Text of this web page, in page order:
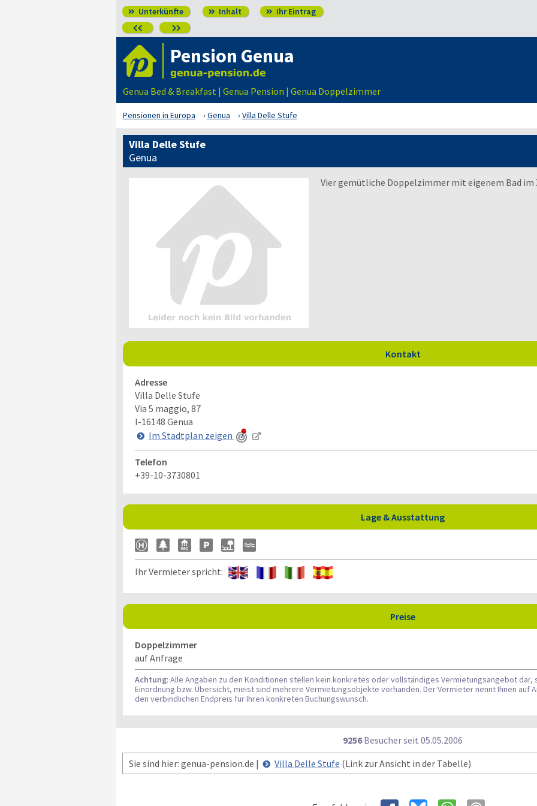
 Unterkünfte  Inhalt  Ihr Eintrag
 
Pension Genua
Genua Bed & Breakfast | Genua Pension | Genua Doppelzimmer
Pensionen in Europa Genua Villa Delle Stufe
Villa Delle Stufe
Genua
Vier gemütliche Doppelzimmer mit eigenem Bad im
Kontakt
Adresse
Villa Delle Stufe
Via 5 maggio, 87
I-16148 Genua
Im Stadtplan zeigen
Telefon
+39-10-3730801
Lage & Ausstattung
Ihr Vermieter spricht:
Preise
Doppelzimmer
auf Anfrage
Achtung: Alle Angaben zu den Konditionen stellen kein konkretes oder vollständiges Vermietungsangebot
Einordnung bzw. Übersicht, meist sind mehrere Vermietungsobjekte vorhanden. Der Vermieter nennt Ihnen auf
den verbindlichen Endpreis für Ihren konkreten Buchungswunsch.
9256Besucher seit 05.05.2006
Sie sind hier: genua-pension.de |
Villa Delle Stufe (Link zur Ansicht in der Tabelle)